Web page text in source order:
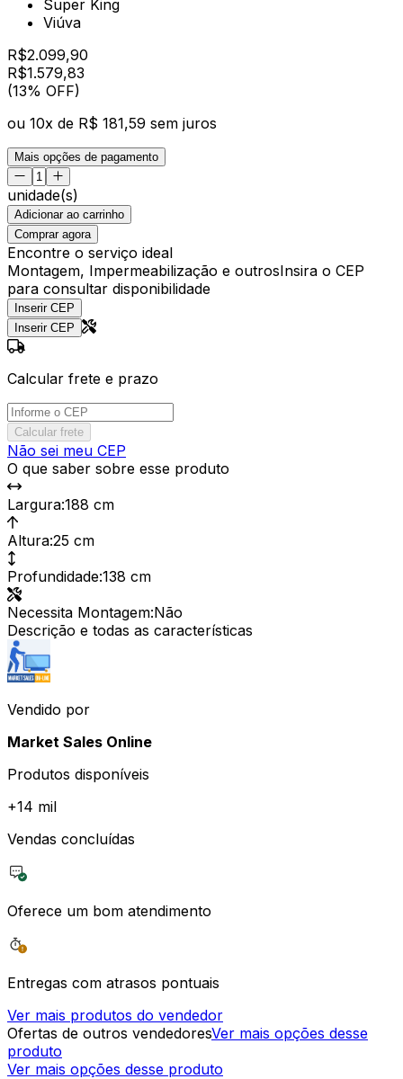
Super King
Viúva
R$2.099,90
R$1.579,83
(13% OFF)
ou 10x de R$ 181,59 sem juros
Mais opções de pagamento
unidade(s)
Adicionar ao carrinho
Comprar agora
Encontre o serviço ideal
Montagem, Impermeabilização e outrosInsira o CEP
para consultar disponibilidade
Inserir CEP
Inserir CEP
Calcular frete e prazo
Calcular frete
Não sei meu CEP
O que saber sobre esse produto
Largura:188 cm
Altura:25 cm
Profundidade:138 cm
Necessita Montagem:Não
Descrição e todas as características
Vendido por
Market Sales Online
Produtos disponíveis
+14 mil
Vendas concluídas
Oferece um bom atendimento
Entregas com atrasos pontuais
Ver mais produtos do vendedor
Ofertas de outros vendedoresVer mais opções desse
produto
Ver mais opções desse produto